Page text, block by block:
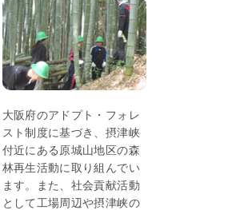
大阪府のアドプト・フォレ
スト制度に基づき、摂津峡
付近にある原城山地区の森
林再生活動に取り組んでい
ます。また、社会貢献活動
として工場周辺や摂津峡の